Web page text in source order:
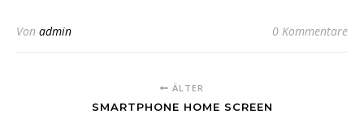
Von admin 0 Kommentare
ÄLTER
SMARTPHONE HOME SCREEN